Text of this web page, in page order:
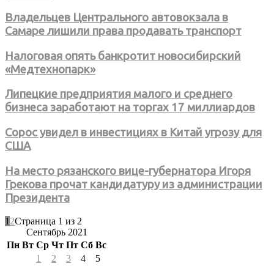
Владельцев Центрального автовокзала в
Самаре лишили права продавать транспорт
Налоговая опять банкротит новосибирский
«Медтехнопарк»
Липецкие предприятия малого и среднего
бизнеса заработают на торгах 17 миллиардов
Сорос увидел в инвестициях в Китай угрозу для
США
На место рязанского вице-губернатора Игоря
Грекова прочат кандидатуру из администрации
Президента
1 2Страница 1 из 2
Сентябрь 2021
Пн Вт Ср Чт Пт Сб Вс
1
2 3 4
5